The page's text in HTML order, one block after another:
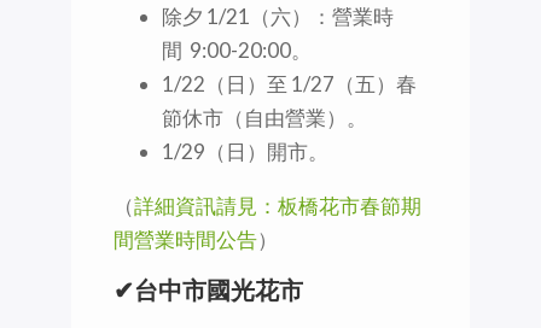
除夕 1/21（六）：營業時
間 9:00-20:00。
1/22（日）至 1/27（五）春
節休市（自由營業）。
1/29（日）開市。
（詳細資訊請見：板橋花市春節期
間營業時間公告）
✔台中市國光花市